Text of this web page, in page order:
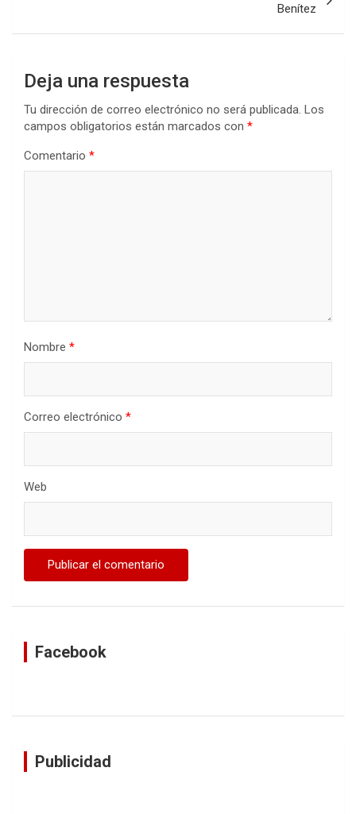
Benítez
Deja una respuesta
Tu dirección de correo electrónico no será publicada. Los
campos obligatorios están marcados con *
Comentario *
Nombre *
Correo electrónico *
Web
Facebook
Publicidad